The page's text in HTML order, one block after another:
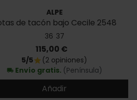
ALPE
de tacón bajo Cecile 2548
36 37
Precio
115,00 €
5/5star (2 opiniones)
local_shipping Envío gratis. (Península)
Añadir